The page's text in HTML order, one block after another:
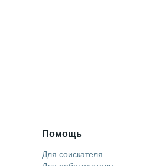
Помощь
Для соискателя